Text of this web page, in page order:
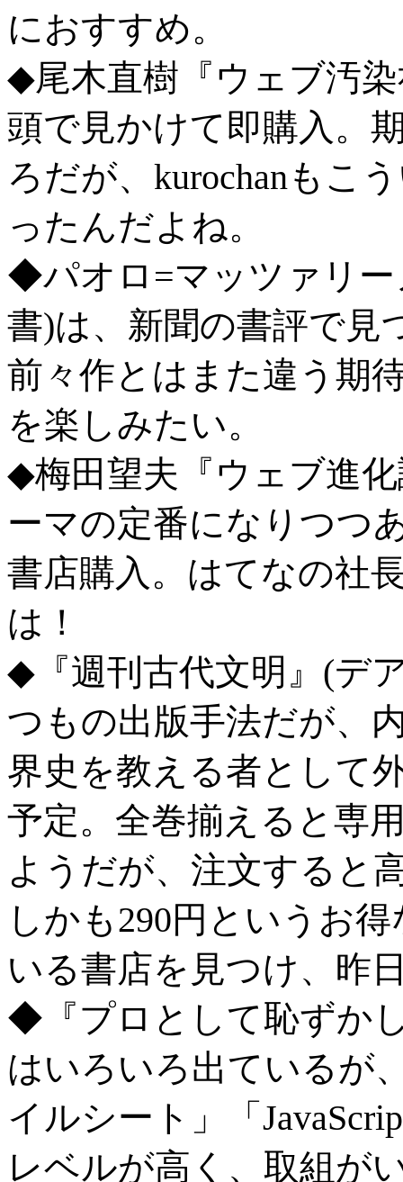
におすすめ。
◆尾木直樹『ウェブ汚
頭で見かけて即購入。
ろだが、kurochanもこ
ったんだよね。
◆パオロ=マッツァリー
書)は、新聞の書評で見
前々作とはまた違う期
を楽しみたい。
◆梅田望夫『ウェブ進
ーマの定番になりつつ
書店購入。はてなの社
は！
◆『週刊古代文明』(デ
つもの出版手法だが、
界史を教える者として
予定。全巻揃えると専
ようだが、注文すると
しかも290円というお
いる書店を見つけ、昨
◆『プロとして恥ずか
はいろいろ出ているが
イルシート」「
レベルが高く、取組が